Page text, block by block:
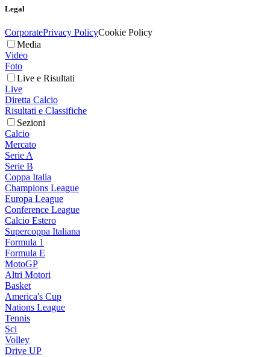
Legal
CorporatePrivacy PolicyCookie Policy
Media
Video
Foto
Live e Risultati
Live
Diretta Calcio
Risultati e Classifiche
Sezioni
Calcio
Mercato
Serie A
Serie B
Coppa Italia
Champions League
Europa League
Conference League
Calcio Estero
Supercoppa Italiana
Formula 1
Formula E
MotoGP
Altri Motori
Basket
America's Cup
Nations League
Tennis
Sci
Volley
Drive UP